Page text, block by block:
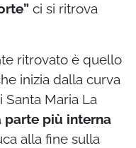
ci si ritrova
ritrovato è quello
inizia dalla curva
Maria La
parte più interna
alla fine sulla